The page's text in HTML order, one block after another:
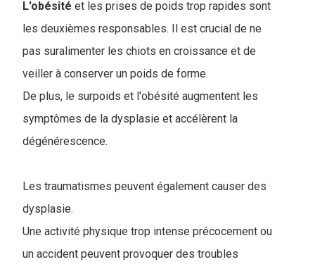
L'obésité et les prises de poids trop rapides sont
les deuxièmes responsables. Il est crucial de ne
pas suralimenter les chiots en croissance et de
veiller à conserver un poids de forme.
De plus, le surpoids et l'obésité augmentent les
symptômes de la dysplasie et accélèrent la
dégénérescence.
Les traumatismes peuvent également causer des
dysplasie.
Une activité physique trop intense précocement ou
un accident peuvent provoquer des troubles